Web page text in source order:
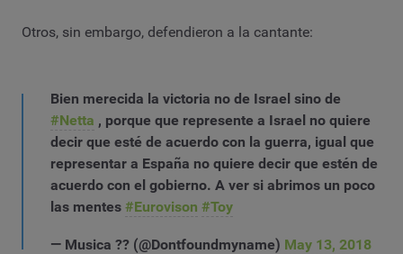
Otros, sin embargo, defendieron a la cantante:
Bien merecida la victoria no de Israel sino de
#Netta , porque que represente a Israel no quiere
decir que esté de acuerdo con la guerra, igual que
representar a España no quiere decir que estén de
acuerdo con el gobierno. A ver si abrimos un poco
las mentes #Eurovison #Toy
— Musica ?? (@Dontfoundmyname) May 13, 2018